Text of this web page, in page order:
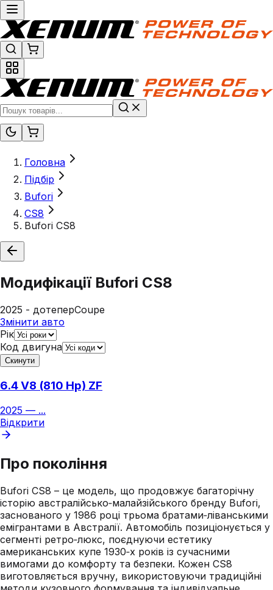
Головна
Підбір
Bufori
CS8
Bufori CS8
Модифікації Bufori CS8
2025 - дотеперCoupe
Змінити авто
Рік
Код двигуна
Скинути
6.4 V8 (810 Hp) ZF
2025 — ...
Відкрити
Про покоління
Bufori CS8 – це модель, що продовжує багаторічну
історію австралійсько‑малайзійського бренду Bufori,
заснованого у 1986 році трьома братами‑ліванськими
емігрантами в Австралії. Автомобіль позиціонується у
сегменті ретро‑люкс, поєднуючи естетику
американських купе 1930‑х років із сучасними
вимогами до комфорту та безпеки. Кожен CS8
виготовляється вручну, використовуючи традиційні